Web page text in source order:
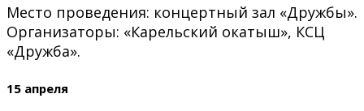
Место проведения: концертный зал «Дружбы».
Организаторы: «Карельский окатыш», КСЦ
«Дружба».
15 апреля